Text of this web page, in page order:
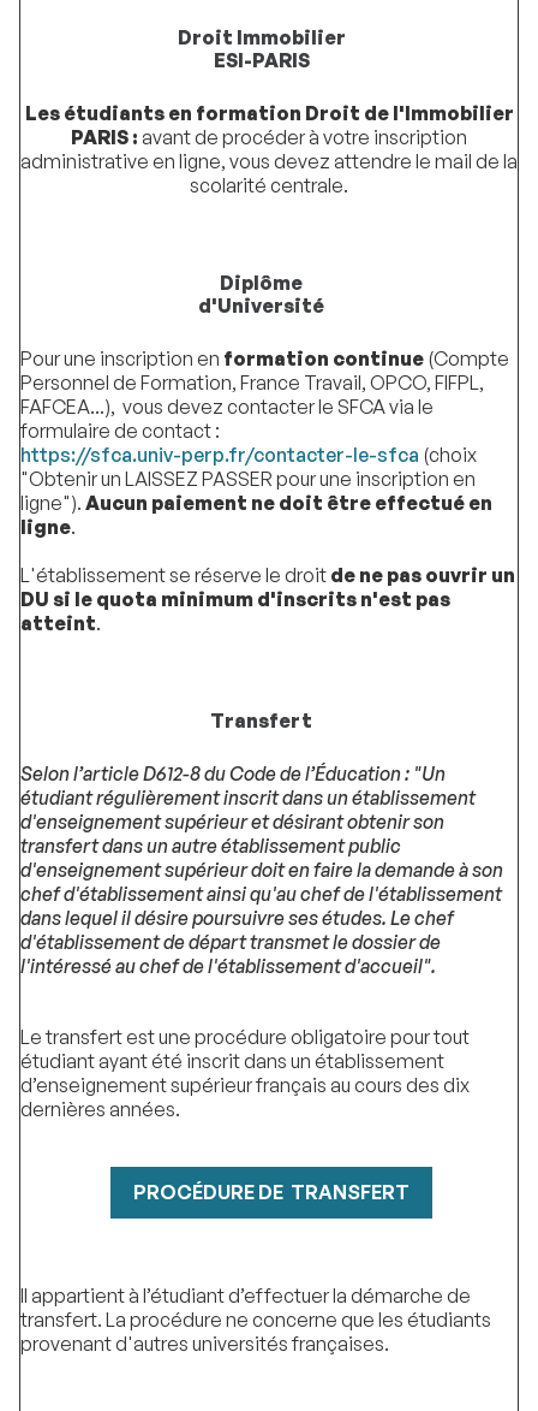
Droit Immobilier
ESI-PARIS
Les étudiants en formation Droit de l'Immobilier
PARIS : avant de procéder à votre inscription
administrative en ligne, vous devez attendre le mail de la
scolarité centrale.
Diplôme
d'Université
Pour une inscription en formation continue (Compte
Personnel de Formation, France Travail, OPCO, FIFPL,
FAFCEA...), vous devez contacter le SFCA via le
formulaire de contact :
https://sfca.univ-perp.fr/contacter-le-sfca (choix
"Obtenir un LAISSEZ PASSER pour une inscription en
ligne"). Aucun paiement ne doit être effectué en
ligne.
L'établissement se réserve le droit de ne pas ouvrir un
DU si le quota minimum d'inscrits n'est pas
atteint.
Transfert
Selon l’article D612-8 du Code de l’Éducation : "Un
étudiant régulièrement inscrit dans un établissement
d'enseignement supérieur et désirant obtenir son
transfert dans un autre établissement public
d'enseignement supérieur doit en faire la demande à son
chef d'établissement ainsi qu'au chef de l'établissement
dans lequel il désire poursuivre ses études. Le chef
d'établissement de départ transmet le dossier de
l'intéressé au chef de l'établissement d'accueil".
Le transfert est une procédure obligatoire pour tout
étudiant ayant été inscrit dans un établissement
d’enseignement supérieur français au cours des dix
dernières années.
PROCÉDURE DE TRANSFERT
Il appartient à l’étudiant d’effectuer la démarche de
transfert. La procédure ne concerne que les étudiants
provenant d'autres universités françaises.